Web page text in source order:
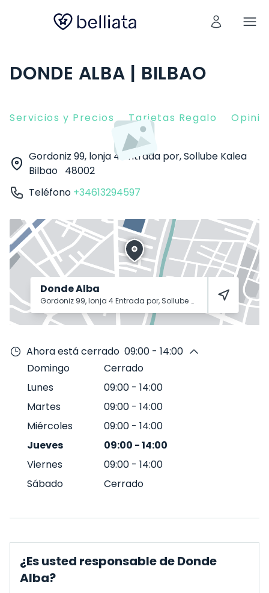
DONDE ALBA | BILBAO
Servicios y Precios Tarjetas Regalo
Gordoniz 99, lonja 4 Entrada por, Sollube Kalea
Bilbao 48002
Teléfono +34613294597
Donde Alba
Gordoniz 99, lonja 4 Entrada por, Sollube Kalea Bilbao 48002
Ahora está cerrado 09:00 - 14:00
Domingo
Cerrado
Lunes
09:00 - 14:00
Martes
09:00 - 14:00
Miércoles
09:00 - 14:00
Jueves
09:00 -14:00
Viernes
09:00 - 14:00
Sábado
Cerrado
¿Es usted responsable de Donde
Alba?